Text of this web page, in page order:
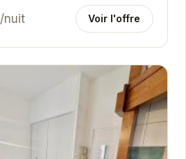
/nuit Voir l'offre